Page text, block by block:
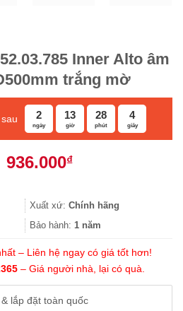
Inner Alto âm
trắng mờ
2
ngày
13
giờ
28
phút
4
giây
Giá
1.435.000₫.
936.000₫Giá
là:
936.000₫.
Xuất xứ: Chính hãng
Bảo hành: 1 năm
– Liên hệ ngay có giá tốt hơn!
– Giá người nhà, lại có quà.
lắp đặt toàn quốc